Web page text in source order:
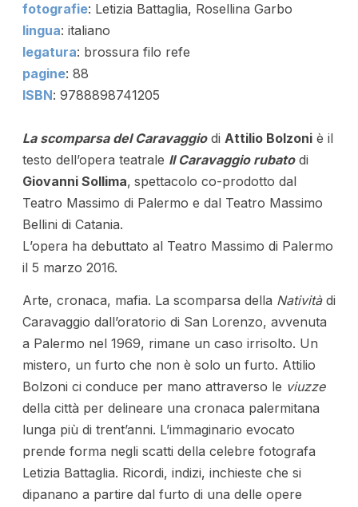
fotografie: Letizia Battaglia, Rosellina Garbo
lingua: italiano
legatura: brossura filo refe
pagine: 88
ISBN: 9788898741205
La scomparsa del Caravaggiodi Attilio Bolzoni è il
testo dell’opera teatrale Il Caravaggio rubatodi
Giovanni Sollima, spettacolo co-prodotto dal
Teatro Massimo di Palermo e dal Teatro Massimo
Bellini di Catania.
L’opera ha debuttato al Teatro Massimo di Palermo
il 5 marzo 2016.
Arte, cronaca, mafia. La scomparsa della Nativitàdi
Caravaggio dall’oratorio di San Lorenzo, avvenuta
a Palermo nel 1969, rimane un caso irrisolto. Un
mistero, un furto che non è solo un furto. Attilio
Bolzoni ci conduce per mano attraverso le viuzze
della città per delineare una cronaca palermitana
lunga più di trent’anni. L’immaginario evocato
prende forma negli scatti della celebre fotografa
Letizia Battaglia. Ricordi, indizi, inchieste che si
dipanano a partire dal furto di una delle opere